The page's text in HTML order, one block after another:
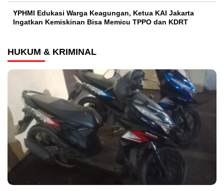
YPHMI Edukasi Warga Keagungan, Ketua KAI Jakarta
Ingatkan Kemiskinan Bisa Memicu TPPO dan KDRT
HUKUM & KRIMINAL